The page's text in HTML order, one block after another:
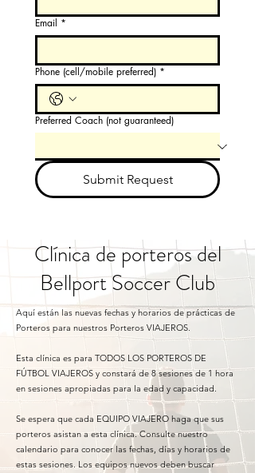
Email *
Phone (cell/mobile preferred) *
Preferred Coach (not guaranteed)
Submit Request
Clínica de porteros del
Bellport Soccer Club
Aquí están las nuevas fechas y horarios de prácticas de
Porteros para nuestros Porteros VIAJEROS.
Esta clínica es para TODOS LOS PORTEROS DE
FÚTBOL VIAJEROS y constará de 8 sesiones de 1 hora
en sesiones apropiadas para la edad y capacidad.
Se espera que cada EQUIPO VIAJERO haga que sus
porteros asistan a esta clínica. Consulte nuestro
calendario para conocer las fechas, días y horarios de
estas sesiones. Los equipos nuevos deben buscar